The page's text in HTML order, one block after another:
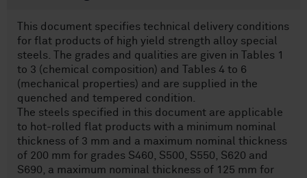
This document specifies technical delivery conditions
for flat products of high yield strength alloy special
steels. The grades and qualities are given in Tables 1
to 3 (chemical composition) and Tables 4 to 6
(mechanical properties) and are supplied in the
quenched and tempered condition.
The steels specified in this document are applicable
to hot-rolled flat products with a minimum nominal
thickness of 3 mm and a maximum nominal thickness
of 200 mm for grades S460, S500, S550, S620 and
S690, a maximum nominal thickness of 125 mm for